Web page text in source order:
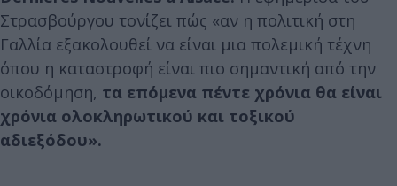
Στρασβούργου τονίζει πώς «αν η πολιτική στη
Γαλλία εξακολουθεί να είναι μια πολεμική τέχνη
όπου η καταστροφή είναι πιο σημαντική από την
οικοδόμηση, τα επόμενα πέντε χρόνια θα είναι
χρόνια ολοκληρωτικού και τοξικού
αδιεξόδου».